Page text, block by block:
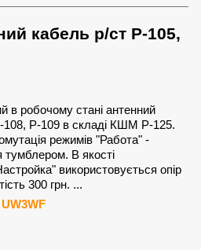
кабель р/ст Р-105,
в робочому стані антенний
108, Р-109 в складі КШМ Р-125.
режимів "Работа" -
тумблером. В якості
використовується опір
300 грн. ...
UW3WF